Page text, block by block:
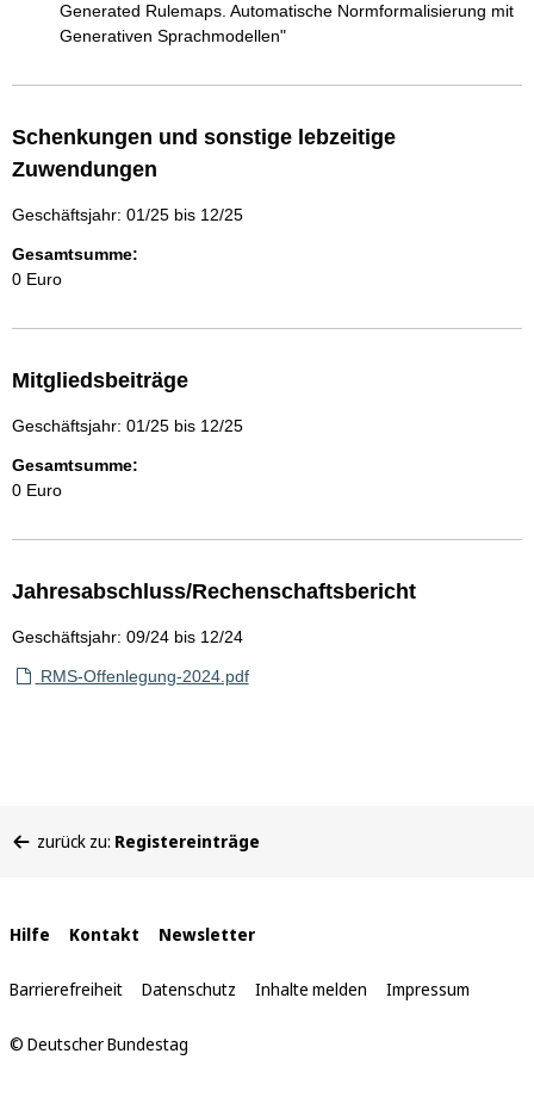
Generated Rulemaps. Automatische Normformalisierung mit
Generativen Sprachmodellen"
Schenkungen und sonstige lebzeitige
Zuwendungen
Geschäftsjahr: 01/25 bis 12/25
Gesamtsumme:
0 Euro
Mitgliedsbeiträge
Geschäftsjahr: 01/25 bis 12/25
Gesamtsumme:
0 Euro
Jahresabschluss/Rechenschaftsbericht
Geschäftsjahr: 09/24 bis 12/24
RMS-Offenlegung-2024.pdf
befinden
zurück zu: Registereinträge
Interne
Links
Hilfe Kontakt Newsletter
Barrierefreiheit Datenschutz Inhalte melden Impressum
© Deutscher Bundestag